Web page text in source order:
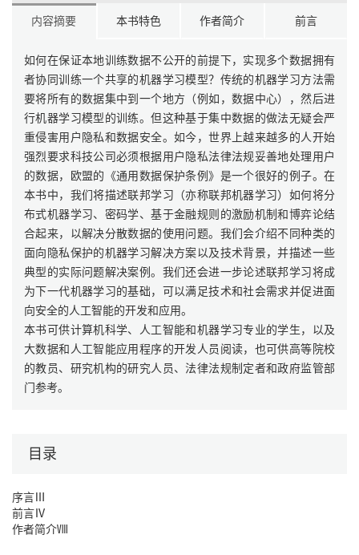
内容摘要 本书特色 作者简介 前言
如何在保证本地训练数据不公开的前提下，实现多个数据拥有
者协同训练一个共享的机器学习模型？传统的机器学习方法需
要将所有的数据集中到一个地方（例如，数据中心），然后进
行机器学习模型的训练。但这种基于集中数据的做法无疑会严
重侵害用户隐私和数据安全。如今，世界上越来越多的人开始
强烈要求科技公司必须根据用户隐私法律法规妥善地处理用户
的数据，欧盟的《通用数据保护条例》是一个很好的例子。在
本书中，我们将描述联邦学习（亦称联邦机器学习）如何将分
布式机器学习、密码学、基于金融规则的激励机制和博弈论结
合起来，以解决分散数据的使用问题。我们会介绍不同种类的
面向隐私保护的机器学习解决方案以及技术背景，并描述一些
典型的实际问题解决案例。我们还会进一步论述联邦学习将成
为下一代机器学习的基础，可以满足技术和社会需求并促进面
向安全的人工智能的开发和应用。
本书可供计算机科学、人工智能和机器学习专业的学生，以及
大数据和人工智能应用程序的开发人员阅读，也可供高等院校
的教员、研究机构的研究人员、法律法规制定者和政府监管部
门参考。
目录
序言Ⅲ
前言Ⅳ
作者简介Ⅷ